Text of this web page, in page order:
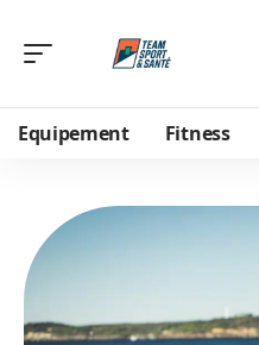
Equipement Fitness